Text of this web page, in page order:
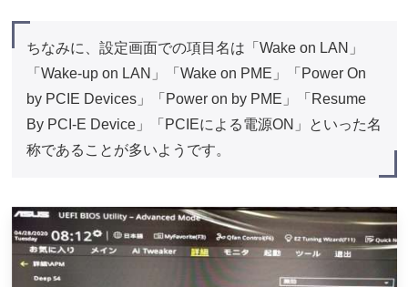
ちなみに、設定画面での項目名は「Wake on LAN」
「Wake-up on LAN」「Wake on PME」「Power On
by PCIE Devices」「Power on by PME」「Resume
By PCI-E Device」「PCIEによる電源ON」といった名
称であることが多いようです。